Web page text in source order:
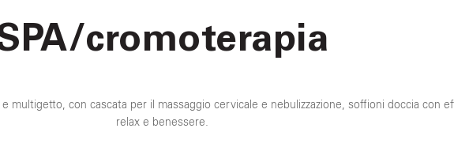
cromoterapia
multigetto, con cascata per il massaggio cervicale e nebulizzazione, soffioni doccia con
relax e benessere.